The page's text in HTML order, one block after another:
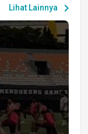
Lihat Lainnya chevron_right